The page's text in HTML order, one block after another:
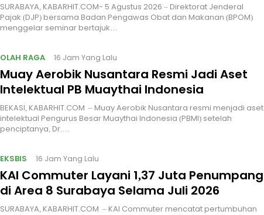
SURABAYA, KABARHIT.COM- 5 Agustus 2026 – Direktorat Jenderal
Pajak (DJP) bersama Badan Pengawas Obat dan Makanan (BPOM)
menggelar seminar bertajuk…
OLAH RAGA 16 Jam Yang Lalu
Muay Aerobik Nusantara Resmi Jadi Aset
Intelektual PB Muaythai Indonesia
BEKASI, KABARHIT.COM – Muay Aerobik Nusantara resmi menjadi aset
intelektual Pengurus Besar Muaythai Indonesia (PBMI) setelah
penciptanya, Dr.…
EKSBIS 16 Jam Yang Lalu
KAI Commuter Layani 1,37 Juta Penumpang
di Area 8 Surabaya Selama Juli 2026
SURABAYA, KABARHIT.COM – KAI Commuter mencatat pertumbuhan